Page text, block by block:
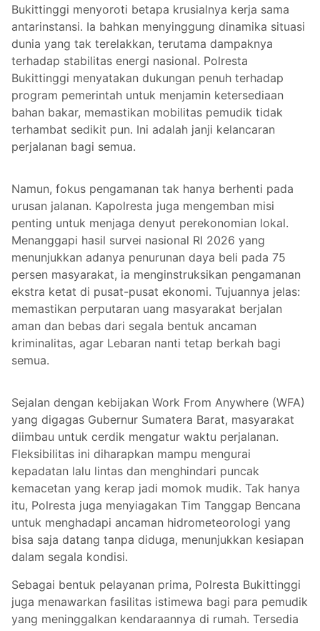
Bukittinggi menyoroti betapa krusialnya kerja sama
antarinstansi. Ia bahkan menyinggung dinamika situasi
dunia yang tak terelakkan, terutama dampaknya
terhadap stabilitas energi nasional. Polresta
Bukittinggi menyatakan dukungan penuh terhadap
program pemerintah untuk menjamin ketersediaan
bahan bakar, memastikan mobilitas pemudik tidak
terhambat sedikit pun. Ini adalah janji kelancaran
perjalanan bagi semua.
Namun, fokus pengamanan tak hanya berhenti pada
urusan jalanan. Kapolresta juga mengemban misi
penting untuk menjaga denyut perekonomian lokal.
Menanggapi hasil survei nasional RI 2026 yang
menunjukkan adanya penurunan daya beli pada 75
persen masyarakat, ia menginstruksikan pengamanan
ekstra ketat di pusat-pusat ekonomi. Tujuannya jelas:
memastikan perputaran uang masyarakat berjalan
aman dan bebas dari segala bentuk ancaman
kriminalitas, agar Lebaran nanti tetap berkah bagi
semua.
Sejalan dengan kebijakan Work From Anywhere (WFA)
yang digagas Gubernur Sumatera Barat, masyarakat
diimbau untuk cerdik mengatur waktu perjalanan.
Fleksibilitas ini diharapkan mampu mengurai
kepadatan lalu lintas dan menghindari puncak
kemacetan yang kerap jadi momok mudik. Tak hanya
itu, Polresta juga menyiagakan Tim Tanggap Bencana
untuk menghadapi ancaman hidrometeorologi yang
bisa saja datang tanpa diduga, menunjukkan kesiapan
dalam segala kondisi.
Sebagai bentuk pelayanan prima, Polresta Bukittinggi
juga menawarkan fasilitas istimewa bagi para pemudik
yang meninggalkan kendaraannya di rumah. Tersedia